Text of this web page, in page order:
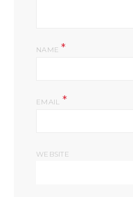
NAME *
EMAIL *
WEBSITE